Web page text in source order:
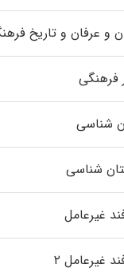
و عرفان و تاریخ
فرهنگی
شناسی
شناسی
غیرعامل
غیرعامل ۲